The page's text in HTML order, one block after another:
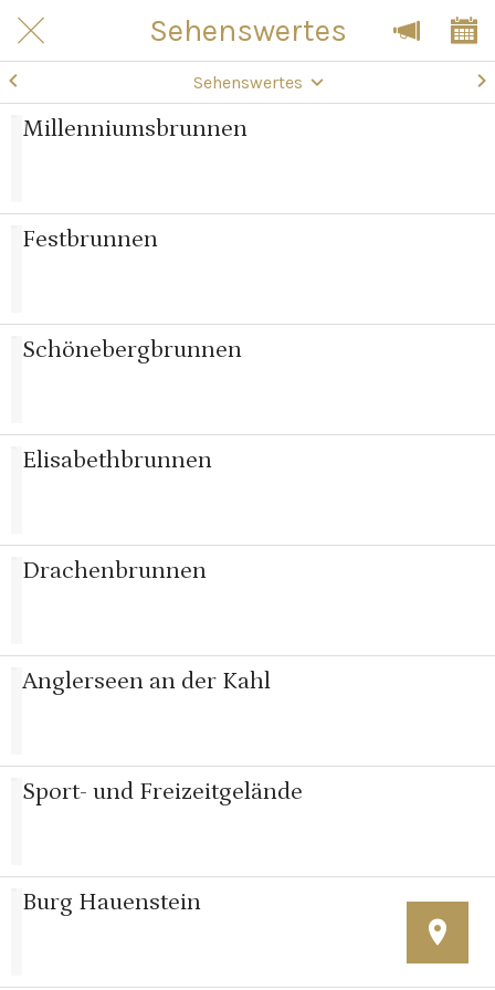
Sehenswertes
Sehenswertes
Millenniumsbrunnen
Festbrunnen
Schönebergbrunnen
Elisabethbrunnen
Drachenbrunnen
Anglerseen an der Kahl
Sport- und Freizeitgelände
Burg Hauenstein